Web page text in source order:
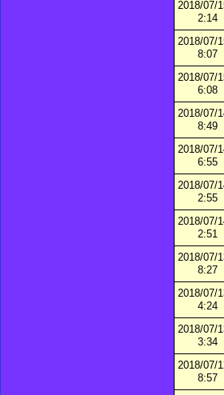
2018/07/
2:14
2018/07/
8:07
2018/07/
6:08
2018/07/
8:49
2018/07/
6:55
2018/07/
2:55
2018/07/
2:51
2018/07/
8:27
2018/07/
4:24
2018/07/
3:34
2018/07/
8:57